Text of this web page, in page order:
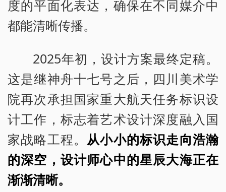
度的平面化表达，确保在不同媒介中
都能清晰传播。
2025年初，设计方案最终定稿。
这是继神舟十七号之后，四川美术学
院再次承担国家重大航天任务标识设
计工作，标志着艺术设计深度融入国
家战略工程。 从小小的标识走向浩瀚
的深空，设计师心中的星辰大海正在
渐渐清晰。